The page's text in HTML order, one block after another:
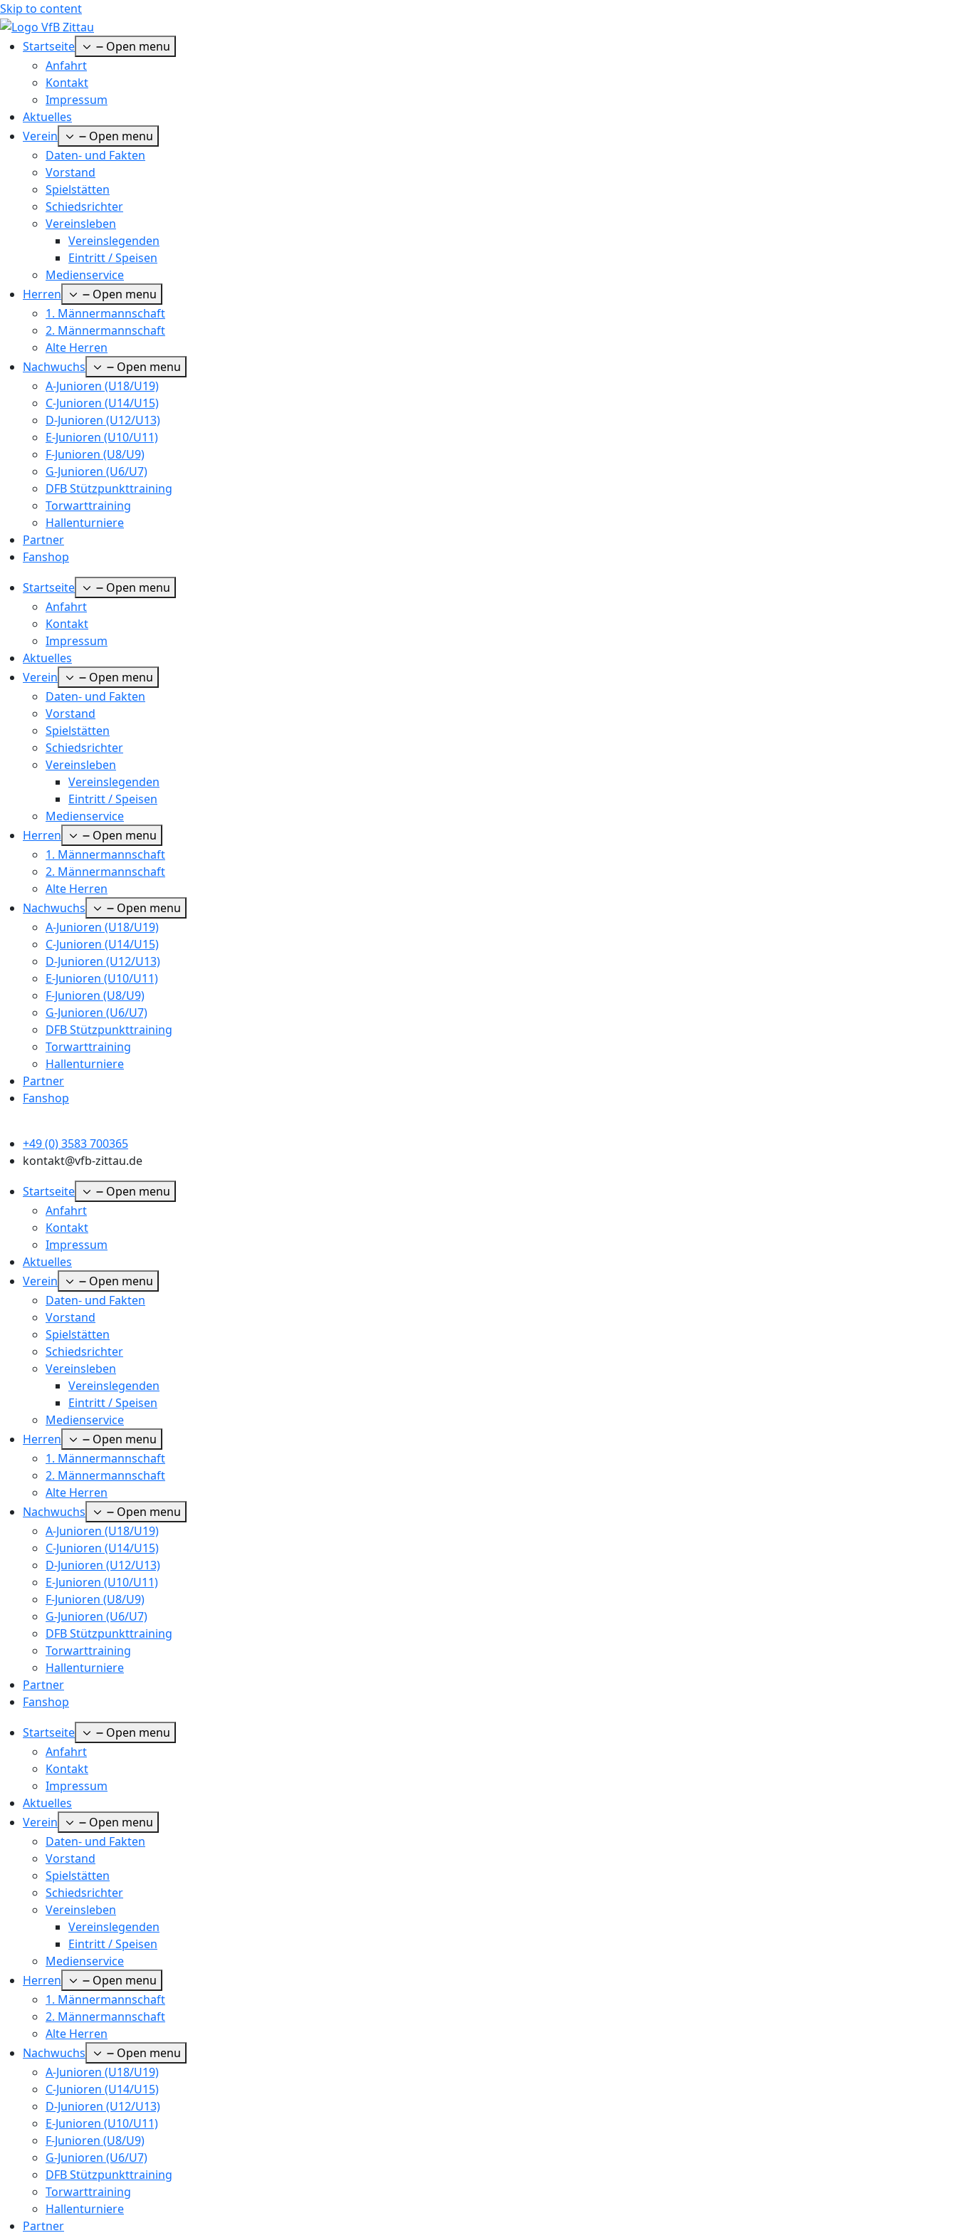
Skip to content
Startseite
Open menu
Anfahrt
Kontakt
Impressum
Aktuelles
Verein
Open menu
Daten- und Fakten
Vorstand
Spielstätten
Schiedsrichter
Vereinsleben
Vereinslegenden
Eintritt / Speisen
Medienservice
Herren
Open menu
1. Männermannschaft
2. Männermannschaft
Alte Herren
Nachwuchs
Open menu
A-Junioren (U18/U19)
C-Junioren (U14/U15)
D-Junioren (U12/U13)
E-Junioren (U10/U11)
F-Junioren (U8/U9)
G-Junioren (U6/U7)
DFB Stützpunkttraining
Torwarttraining
Hallenturniere
Partner
Fanshop
Startseite
Open menu
Anfahrt
Kontakt
Impressum
Aktuelles
Verein
Open menu
Daten- und Fakten
Vorstand
Spielstätten
Schiedsrichter
Vereinsleben
Vereinslegenden
Eintritt / Speisen
Medienservice
Herren
Open menu
1. Männermannschaft
2. Männermannschaft
Alte Herren
Nachwuchs
Open menu
A-Junioren (U18/U19)
C-Junioren (U14/U15)
D-Junioren (U12/U13)
E-Junioren (U10/U11)
F-Junioren (U8/U9)
G-Junioren (U6/U7)
DFB Stützpunkttraining
Torwarttraining
Hallenturniere
Partner
Fanshop
+49 (0) 3583 700365
kontakt@vfb-zittau.de
Startseite
Open menu
Anfahrt
Kontakt
Impressum
Aktuelles
Verein
Open menu
Daten- und Fakten
Vorstand
Spielstätten
Schiedsrichter
Vereinsleben
Vereinslegenden
Eintritt / Speisen
Medienservice
Herren
Open menu
1. Männermannschaft
2. Männermannschaft
Alte Herren
Nachwuchs
Open menu
A-Junioren (U18/U19)
C-Junioren (U14/U15)
D-Junioren (U12/U13)
E-Junioren (U10/U11)
F-Junioren (U8/U9)
G-Junioren (U6/U7)
DFB Stützpunkttraining
Torwarttraining
Hallenturniere
Partner
Fanshop
Startseite
Open menu
Anfahrt
Kontakt
Impressum
Aktuelles
Verein
Open menu
Daten- und Fakten
Vorstand
Spielstätten
Schiedsrichter
Vereinsleben
Vereinslegenden
Eintritt / Speisen
Medienservice
Herren
Open menu
1. Männermannschaft
2. Männermannschaft
Alte Herren
Nachwuchs
Open menu
A-Junioren (U18/U19)
C-Junioren (U14/U15)
D-Junioren (U12/U13)
E-Junioren (U10/U11)
F-Junioren (U8/U9)
G-Junioren (U6/U7)
DFB Stützpunkttraining
Torwarttraining
Hallenturniere
Partner